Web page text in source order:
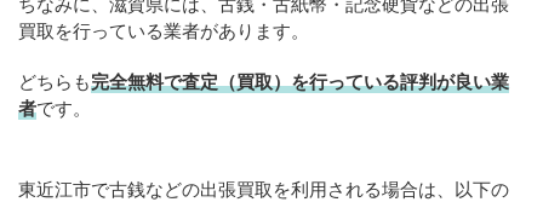
買取を行っている業者があります。
どちらも完全無料で査定（買取）を行っている評判が良い業
者です。
東近江市で古銭などの出張買取を利用される場合は、以下の